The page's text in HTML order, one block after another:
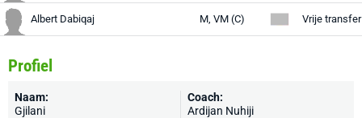
Albert Dabiqaj M, VM (C)
Profiel
Naam:
Gjilani
Coach:
Ardijan Nuhiji